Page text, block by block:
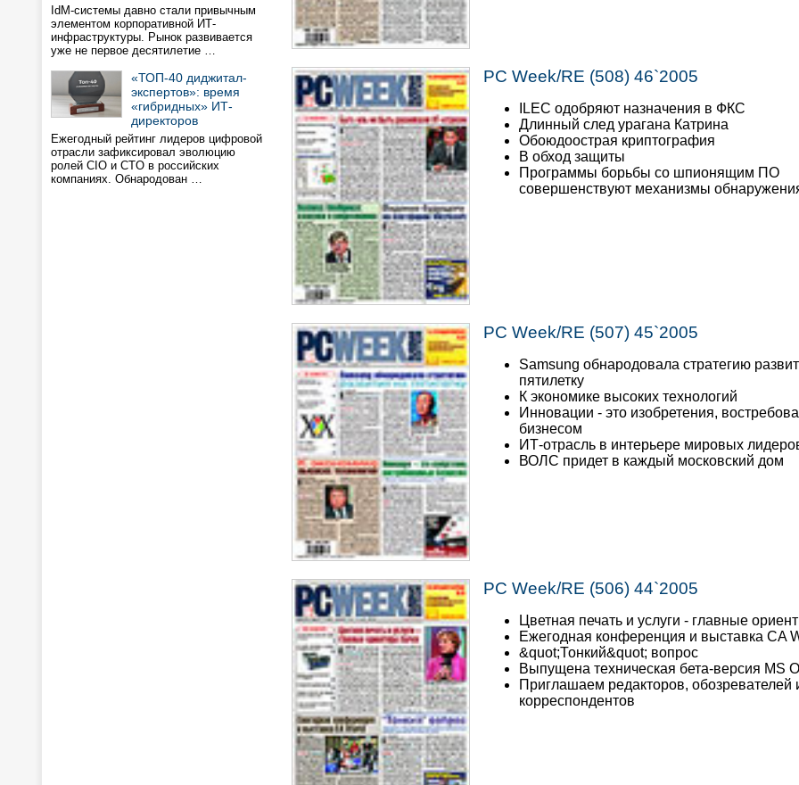
IdM-системы давно стали привычным
элементом корпоративной ИТ-
инфраструктуры. Рынок развивается
уже не первое десятилетие …
«ТОП-40 диджитал-
экспертов»: время
«гибридных» ИТ-
директоров
Ежегодный рейтинг лидеров цифровой
отрасли зафиксировал эволюцию
ролей CIO и CTO в российских
компаниях. Обнародован …
PC Week/RE (508) 46`2005
ILEC одобряют назначения в ФКС
Длинный след урагана Катрина
Обоюдоострая криптография
В обход защиты
Программы борьбы со шпионящим ПО
совершенствуют механизмы
PC Week/RE (507) 45`2005
Samsung обнародовала стратегию
пятилетку
К экономике высоких технологий
Инновации - это изобретения,
бизнесом
ИТ-отрасль в интерьере мировых
ВОЛС придет в каждый московский дом
PC Week/RE (506) 44`2005
Цветная печать и услуги - главные
Ежегодная конференция и выставка CA
&quot;Тонкий&quot; вопрос
Выпущена техническая бета-версия MS
Приглашаем редакторов, обозревателей
корреспондентов